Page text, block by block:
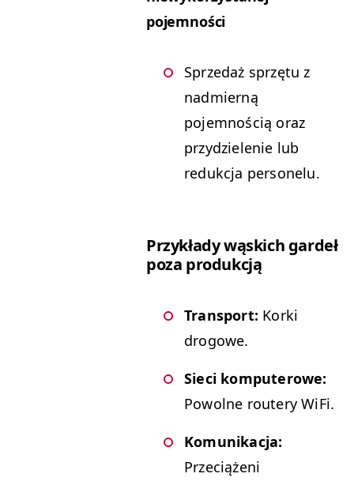
pojemności
Sprzedaż sprzętu z
nadmierną
pojemnością oraz
przydzielenie lub
redukcja personelu.
Przykłady wąskich gardeł
poza produkcją
Transport: Korki
drogowe.
Sieci komputerowe:
Powolne routery WiFi.
Komunikacja:
Przeciążeni